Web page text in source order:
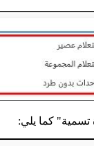
تسمية" كما يلي: